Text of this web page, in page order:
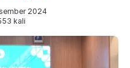
2024
kali